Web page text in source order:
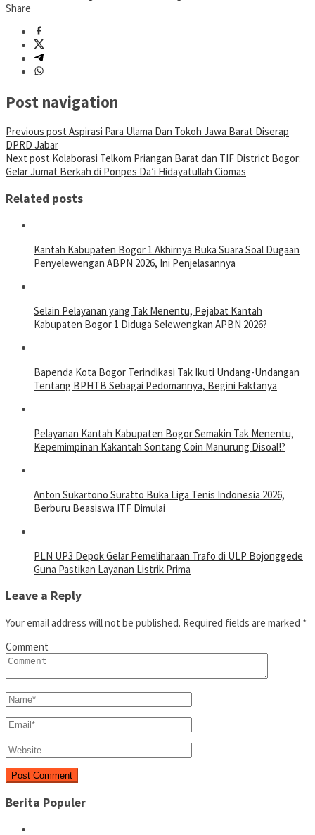
Share
Post navigation
Previous post Aspirasi Para Ulama Dan Tokoh Jawa Barat Diserap
DPRD Jabar
Next post Kolaborasi Telkom Priangan Barat dan TIF District Bogor:
Gelar Jumat Berkah di Ponpes Da’i Hidayatullah Ciomas
Related posts
Kantah Kabupaten Bogor 1 Akhirnya Buka Suara Soal Dugaan
Penyelewengan ABPN 2026, Ini Penjelasannya
Selain Pelayanan yang Tak Menentu, Pejabat Kantah
Kabupaten Bogor 1 Diduga Selewengkan APBN 2026?
Bapenda Kota Bogor Terindikasi Tak Ikuti Undang-Undangan
Tentang BPHTB Sebagai Pedomannya, Begini Faktanya
Pelayanan Kantah Kabupaten Bogor Semakin Tak Menentu,
Kepemimpinan Kakantah Sontang Coin Manurung Disoal!?
Anton Sukartono Suratto Buka Liga Tenis Indonesia 2026,
Berburu Beasiswa ITF Dimulai
PLN UP3 Depok Gelar Pemeliharaan Trafo di ULP Bojonggede
Guna Pastikan Layanan Listrik Prima
Leave a Reply
Your email address will not be published. Required fields are marked *
Comment
Berita Populer